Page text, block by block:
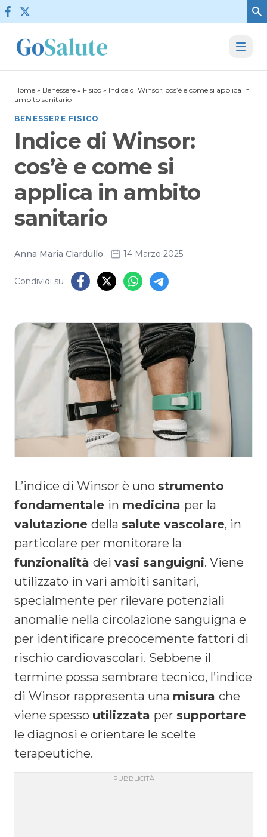
Vai al contenuto
Home » Benessere » Fisico » Indice di Winsor: cos’è e come si applica in
ambito sanitario
BENESSERE FISICO
Indice di Winsor:
cos’è e come si
applica in ambito
sanitario
Anna Maria Ciardullo 14 Marzo 2025
Condividi su
L’indice di Winsor è uno strumento
fondamentale in medicina per la
valutazione della salute vascolare, in
particolare per monitorare la
funzionalità dei vasi sanguigni. Viene
utilizzato in vari ambiti sanitari,
specialmente per rilevare potenziali
anomalie nella circolazione sanguigna e
per identificare precocemente fattori di
rischio cardiovascolari. Sebbene il
termine possa sembrare tecnico, l’indice
di Winsor rappresenta una misura che
viene spesso utilizzata per supportare
le diagnosi e orientare le scelte
terapeutiche.